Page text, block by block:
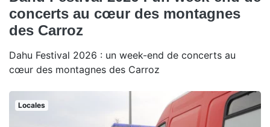
concerts au cœur des montagnes
des Carroz
Dahu Festival 2026 : un week-end de concerts au
cœur des montagnes des Carroz
Locales